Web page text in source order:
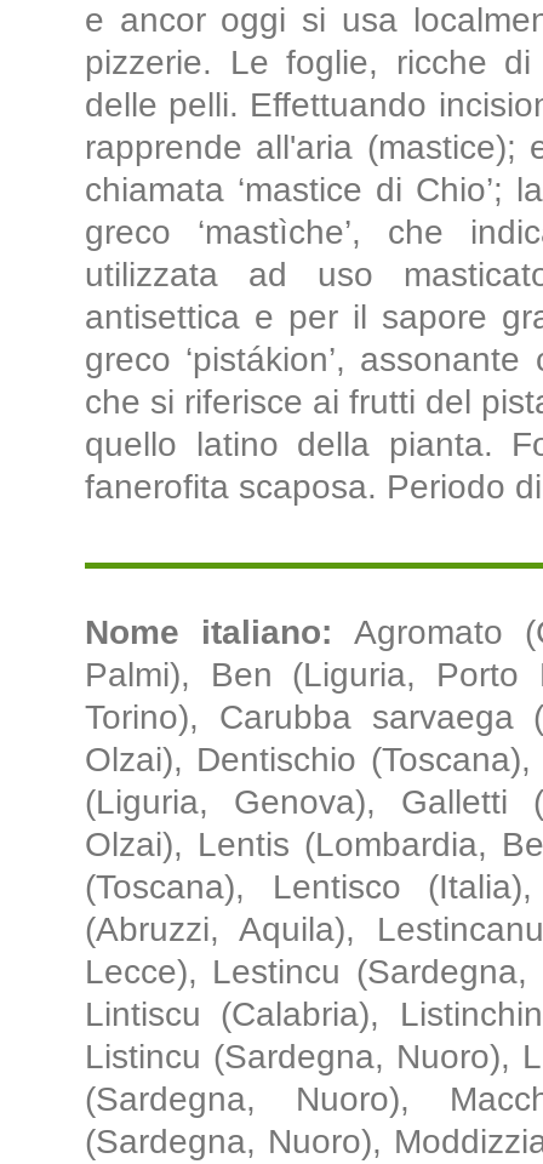
e ancor oggi si usa
pizzerie. Le foglie, ricche
delle pelli. Effettuando
rapprende all'aria
chiamata ‘mastice di Chio’;
greco ‘mastìche’, che
utilizzata ad uso
antisettica e per il sapore
greco ‘pistákion’,
che si riferisce ai frutti del
quello latino della pianta.
fanerofita scaposa. Periodo
Nome italiano: Agromato
Palmi), Ben (Liguria, Porto
Torino), Carubba sarvaega
Olzai), Dentischio
(Liguria, Genova), Galletti
Olzai), Lentis (Lombardia,
(Toscana), Lentisco
(Abruzzi, Aquila),
Lecce), Lestincu
Lintiscu (Calabria),
Listincu (Sardegna, Nuoro),
(Sardegna, Nuoro),
(Sardegna, Nuoro),